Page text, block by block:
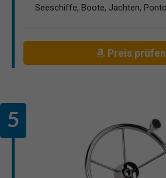
Seeschiffe, Boote, Jachten,
Preis prüfen